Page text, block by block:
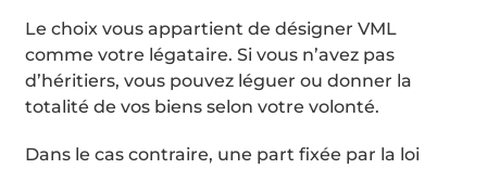
Le choix vous appartient de désigner VML
comme votre légataire. Si vous n’avez pas
d’héritiers, vous pouvez léguer ou donner la
totalité de vos biens selon votre volonté.
Dans le cas contraire, une part fixée par la loi